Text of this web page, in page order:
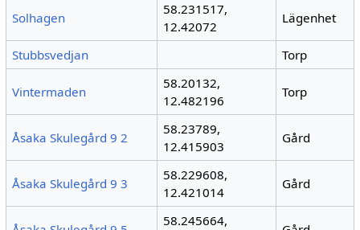
Solhagen
58.231517,
12.42072
Lägenhet
Stubbsvedjan Torp
Vintermaden
58.20132,
12.482196
Torp
Åsaka Skulegård 9 2
58.23789,
12.415903
Gård
Åsaka Skulegård 9 3
58.229608,
12.421014
Gård
58.245664,